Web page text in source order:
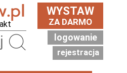
WYSTAW
ZA DARMO
logowanie
rejestracja